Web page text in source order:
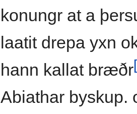
konungr at a
laatit drepa yxn
hann kallat bræðr
Abiathar byskup.